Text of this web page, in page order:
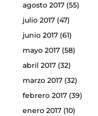
agosto 2017(55)
julio 2017(47)
junio 2017(61)
mayo 2017(58)
abril 2017(32)
marzo 2017(32)
febrero 2017(39)
enero 2017(10)